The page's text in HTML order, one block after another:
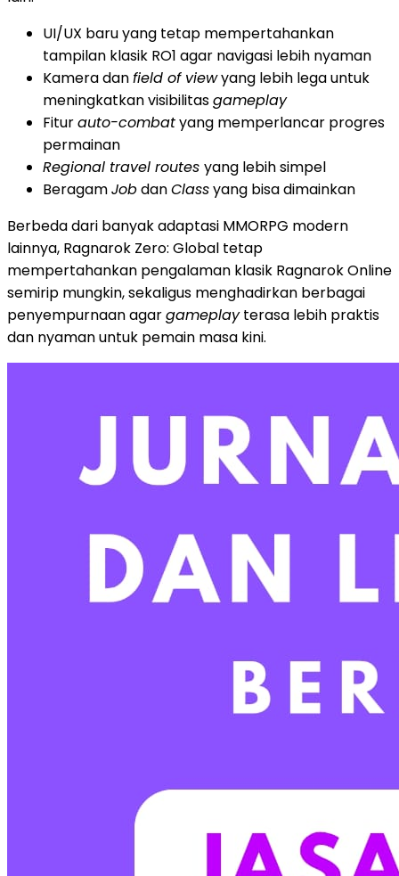
UI/UX baru yang tetap mempertahankan
tampilan klasik RO1 agar navigasi lebih nyaman
Kamera danfield of viewyang lebih lega untuk
meningkatkan visibilitasgameplay
Fiturauto-combatyang memperlancar progres
permainan
Regional travel routes yang lebih simpel
BeragamJobdanClassyang bisa dimainkan
Berbeda dari banyak adaptasi MMORPG modern
lainnya, Ragnarok Zero: Global tetap
mempertahankan pengalaman klasik Ragnarok Online
semirip mungkin, sekaligus menghadirkan berbagai
penyempurnaan agargameplayterasa lebih praktis
dan nyaman untuk pemain masa kini.